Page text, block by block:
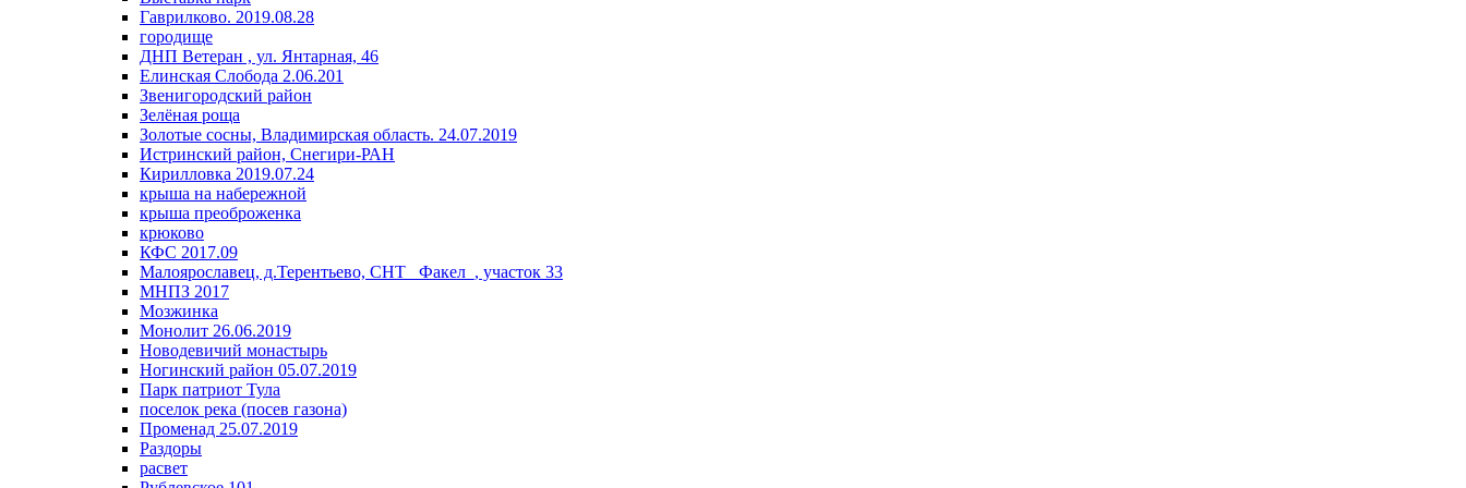
Гаврилково. 2019.08.28
городище
ДНП Ветеран , ул. Янтарная, 46
Елинская Слобода 2.06.201
Звенигородский район
Зелёная роща
Золотые сосны, Владимирская область. 24.07.2019
Истринский район, Снегири-РАН
Кирилловка 2019.07.24
крыша на набережной
крыша преоброженка
крюково
КФС 2017.09
Малоярославец, д.Терентьево, СНТ _Факел_, участок 33
МНПЗ 2017
Мозжинка
Монолит 26.06.2019
Новодевичий монастырь
Ногинский район 05.07.2019
Парк патриот Тула
поселок река (посев газона)
Променад 25.07.2019
Раздоры
расвет